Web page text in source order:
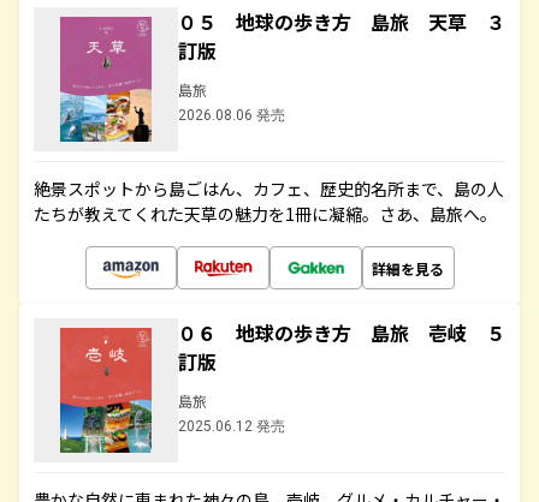
０５ 地球の歩き方 島旅 天草 ３
訂版
島旅
2026.08.06 発売
絶景スポットから島ごはん、カフェ、歴史的名所まで、島の人
たちが教えてくれた天草の魅力を1冊に凝縮。さあ、島旅へ。
詳細を見る
０６ 地球の歩き方 島旅 壱岐 ５
訂版
島旅
2025.06.12 発売